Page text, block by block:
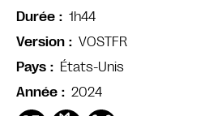
Durée
1h44
Version
VOSTFR
Pays
États-Unis
Année
2024